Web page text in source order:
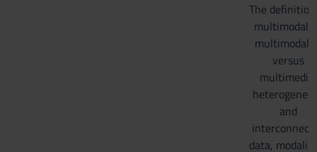
The
versus
multimedia,
and
data,